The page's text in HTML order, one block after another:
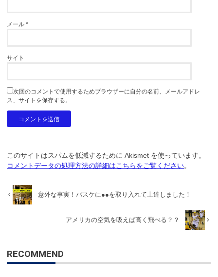
メール*
サイト
次回のコメントで使用するためブラウザーに自分の名前、メールアドレ
ス、サイトを保存する。
このサイトはスパムを低減するために Akismet を使っています。
コメントデータの処理方法の詳細はこちらをご覧ください。
意外な事実！バスケに●●を取り入れて上達しました！
アメリカの空気を吸えば高く飛べる？？
RECOMMEND